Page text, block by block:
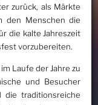
zurück, als Märkte
den Menschen die
die kalte Jahreszeit
vorzubereiten.
Laufe der Jahre zu
und Besucher
die traditionsreiche